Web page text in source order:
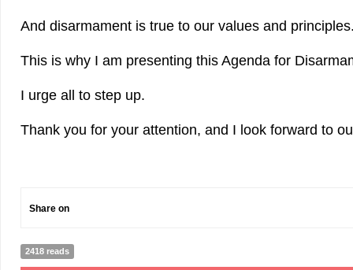
And disarmament is true to our values and
This is why I am presenting this Agenda for
I urge all to step up.
Thank you for your attention, and I look forward to
Share on
2418 reads